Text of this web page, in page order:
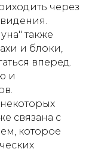
через
также
и блоки,
вперед.
и
связана с
которое